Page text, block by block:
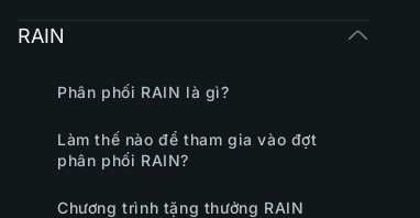
RAIN
Phân phối RAIN là gì?
Làm thế nào để tham gia vào đợt
phân phối RAIN?
Chương trình tặng thưởng RAIN